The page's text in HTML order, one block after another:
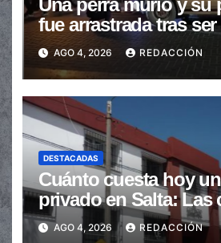
fue arrastrada tras
en la senda peatonal
AGO 4, 2026 REDACCIÓN
DESTACADAS
Cuánto cuesta hoy
privado en Salta: Las
de $110.000 a más de
AGO 4, 2026 REDACCIÓN